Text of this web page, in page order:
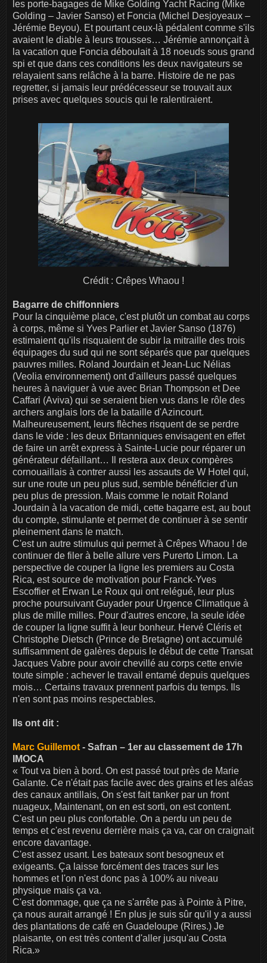
les porte-bagages de Mike Golding Yacht Racing (Mike
Golding – Javier Sanso) et Foncia (Michel Desjoyeaux –
Jérémie Beyou). Et pourtant ceux-là pédalent comme s'ils
avaient le diable à leurs trousses… Jérémie annonçait à
la vacation que Foncia déboulait à 18 noeuds sous grand
spi et que dans ces conditions les deux navigateurs se
relayaient sans relâche à la barre. Histoire de ne pas
regretter, si jamais leur prédécesseur se trouvait aux
prises avec quelques soucis qui le ralentiraient.
Crédit : Crêpes Whaou !
Bagarre de chiffonniers
Pour la cinquième place, c'est plutôt un combat au corps
à corps, même si Yves Parlier et Javier Sanso (1876)
estimaient qu'ils risquaient de subir la mitraille des trois
équipages du sud qui ne sont séparés que par quelques
pauvres milles. Roland Jourdain et Jean-Luc Nélias
(Veolia environnement) ont d'ailleurs passé quelques
heures à naviguer à vue avec Brian Thompson et Dee
Caffari (Aviva) qui se seraient bien vus dans le rôle des
archers anglais lors de la bataille d'Azincourt.
Malheureusement, leurs flèches risquent de se perdre
dans le vide : les deux Britanniques envisagent en effet
de faire un arrêt express à Sainte-Lucie pour réparer un
générateur défaillant… Il restera aux deux compères
cornouaillais à contrer aussi les assauts de W Hotel qui,
sur une route un peu plus sud, semble bénéficier d'un
peu plus de pression. Mais comme le notait Roland
Jourdain à la vacation de midi, cette bagarre est, au bout
du compte, stimulante et permet de continuer à se sentir
pleinement dans le match.
C'est un autre stimulus qui permet à Crêpes Whaou ! de
continuer de filer à belle allure vers Purerto Limon. La
perspective de couper la ligne les premiers au Costa
Rica, est source de motivation pour Franck-Yves
Escoffier et Erwan Le Roux qui ont relégué, leur plus
proche poursuivant Guyader pour Urgence Climatique à
plus de mille milles. Pour d'autres encore, la seule idée
de couper la ligne suffit à leur bonheur. Hervé Cléris et
Christophe Dietsch (Prince de Bretagne) ont accumulé
suffisamment de galères depuis le début de cette Transat
Jacques Vabre pour avoir chevillé au corps cette envie
toute simple : achever le travail entamé depuis quelques
mois… Certains travaux prennent parfois du temps. Ils
n'en sont pas moins respectables.
Ils ont dit :
Marc Guillemot - Safran – 1er au classement de 17h
IMOCA
« Tout va bien à bord. On est passé tout près de Marie
Galante. Ce n'était pas facile avec des grains et les aléas
des canaux antillais, On s'est fait tanker par un front
nuageux, Maintenant, on en est sorti, on est content.
C'est un peu plus confortable. On a perdu un peu de
temps et c'est revenu derrière mais ça va, car on craignait
encore davantage.
C'est assez usant. Les bateaux sont besogneux et
exigeants. Ça laisse forcément des traces sur les
hommes et l'on n'est donc pas à 100% au niveau
physique mais ça va.
C'est dommage, que ça ne s'arrête pas à Pointe à Pitre,
ça nous aurait arrangé ! En plus je suis sûr qu'il y a aussi
des plantations de café en Guadeloupe (Rires.) Je
plaisante, on est très content d'aller jusqu'au Costa
Rica.»